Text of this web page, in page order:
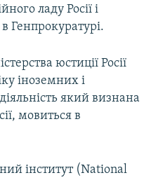
ладу Росії і
Генпрокуратурі.
юстиції Росії
іноземних і
який визнана
мовиться в
інститут (National